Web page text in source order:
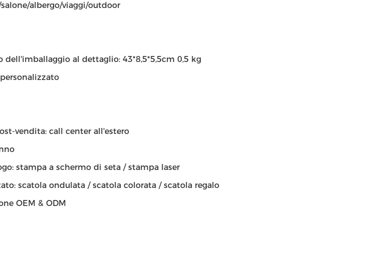
albergo/viaggi/outdoor
dell'imballaggio al dettaglio: 43*8,5*5,5cm 0,5 kg
vendita: call center all'estero
stampa a schermo di seta / stampa laser
scatola ondulata / scatola colorata / scatola regalo
OEM & ODM